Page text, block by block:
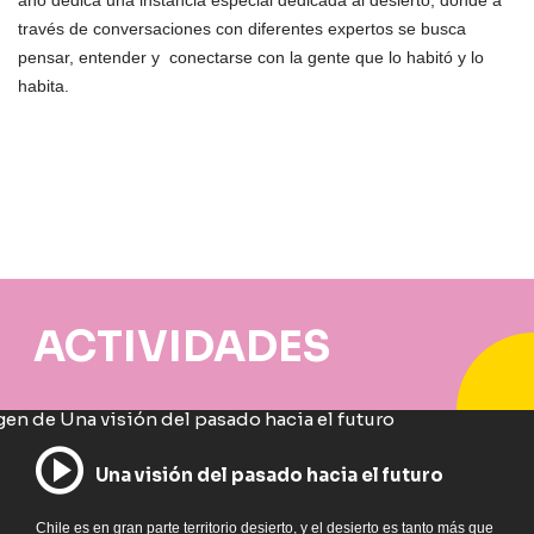
través de conversaciones con diferentes expertos se busca
pensar, entender y conectarse con la gente que lo habitó y lo
habita.
ACTIVIDADES
Una visión del pasado hacia el futuro
Chile es en gran parte territorio desierto, y el desierto es tanto más que